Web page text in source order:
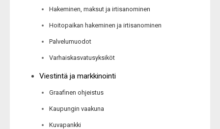
Hakeminen, maksut ja irtisanominen
Hoitopaikan hakeminen ja irtisanominen
Palvelumuodot
Varhaiskasvatusyksiköt
Viestintä ja markkinointi
Graafinen ohjeistus
Kaupungin vaakuna
Kuvapankki